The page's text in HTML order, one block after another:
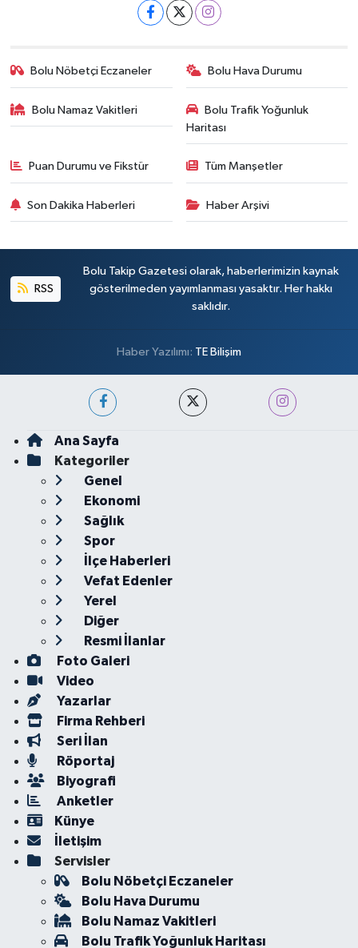
Bolu Nöbetçi Eczaneler Bolu Hava Durumu
Bolu Namaz Vakitleri
Bolu Trafik Yoğunluk
Haritası
Puan Durumu ve Fikstür Tüm Manşetler
Son Dakika Haberleri Haber Arşivi
RSS
Bolu Takip Gazetesi olarak, haberlerimizin kaynak
gösterilmeden yayımlanması yasaktır. Her hakkı
saklıdır.
Haber Yazılımı: TE Bilişim
Ana Sayfa
Kategoriler
Genel
Ekonomi
Sağlık
Spor
İlçe Haberleri
Vefat Edenler
Yerel
Diğer
Resmi İlanlar
Foto Galeri
Video
Yazarlar
Firma Rehberi
Seri İlan
Röportaj
Biyografi
Anketler
Künye
İletişim
Servisler
Bolu Nöbetçi Eczaneler
Bolu Hava Durumu
Bolu Namaz Vakitleri
Bolu Trafik Yoğunluk Haritası